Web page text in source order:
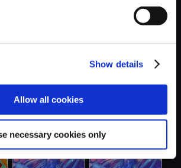
Show details
Allow all cookies
necessary cookies only
ン ゼロ＆ゼ....
ン ゼロ＆ゼ....